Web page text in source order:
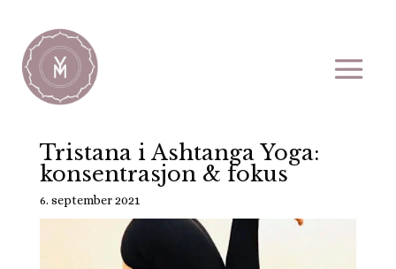
Tristana i Ashtanga Yoga:
konsentrasjon & fokus
6. september 2021